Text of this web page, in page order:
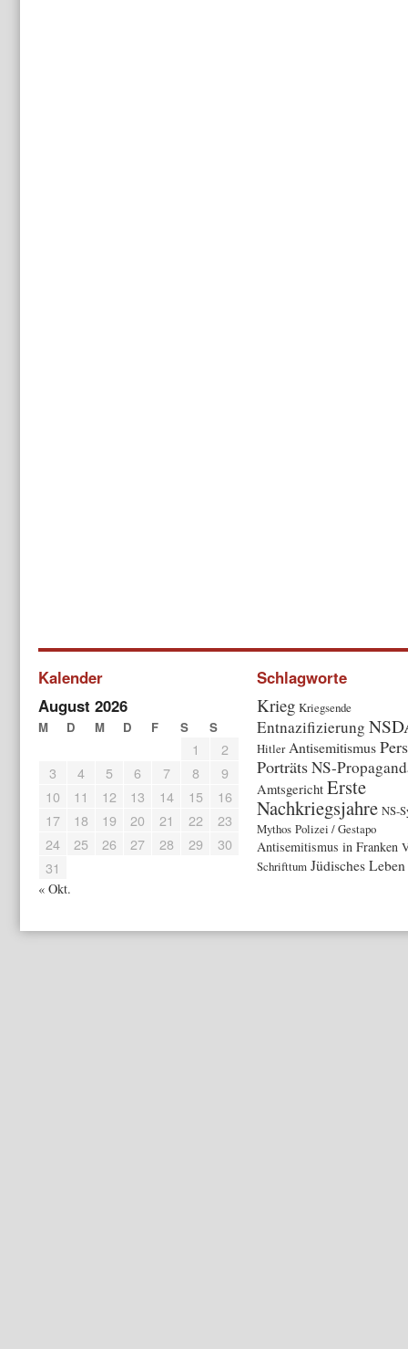
Kalender
August 2026
M D M D F S S
1
2
3
4 5 6 7 8
9
10
11 12 13 14 15
16
17
18 19 20 21 22
23
24
25 26 27 28 29
30
31
« Okt.
Schlagworte
Krieg Kriegsende
Entnazifizierung
Hitler Antisemitismus
PorträtsNS-
Amtsgericht Erste
Nachkriegsjahre NS-
Mythos Polizei / Gestapo
Antisemitismus in Franken
Schrifttum Jüdisches Leben